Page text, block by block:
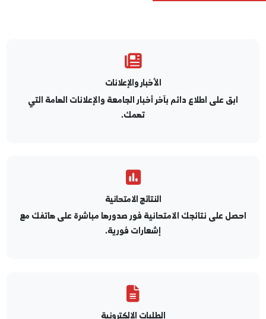
تهمك.
على نتائجك الامتحانية فور صدورها مباشرة على هاتفك مع
إشعارات فورية.